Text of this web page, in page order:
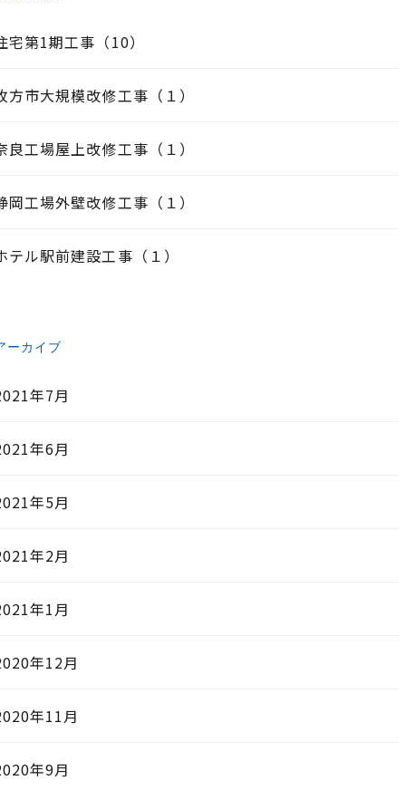
宅第1期工事（10）
方市大規模改修工事（１）
良工場屋上改修工事（１）
岡工場外壁改修工事（１）
テル駅前建設工事（１）
ーカイブ
年7月
年6月
年5月
年2月
年1月
年12月
年11月
年9月